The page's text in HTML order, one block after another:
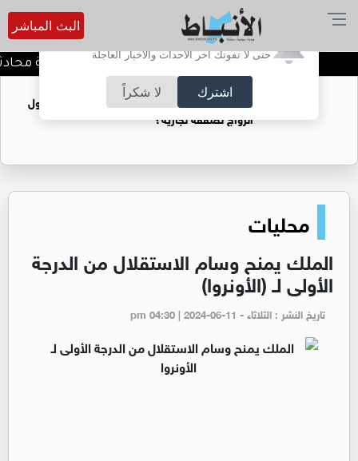
أترغب في تفعيل الإشعارات؟
حتى لا تفوتك آخر الأحداث والأخبار العاجلة
اشترك لا شكراً
البث المباشر
كيف تحافظ على خصوصية
فتيات يستغللنه لتحقيق مكاسب مادية.. هل تحول
الزواج لصفقة تجارية؟
محليات
الملك يمنح وسام الاستقلال من الدرجة
الأولى لـ (الأونروا)
تاريخ النشر : الثلاثاء - pm 04:30 | 2024-06-11